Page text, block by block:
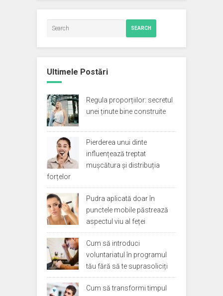
SEARCH
Ultimele Postări
Regula proporțiilor: secretul
unei ținute bine construite
Pierderea unui dinte
influențează treptat
mușcătura și distribuția
forțelor
Pudra aplicată doar în
punctele mobile păstrează
aspectul viu al feței
Cum să introduci
voluntariatul în programul
tău fără să te suprasoliciți
Cum să transformi timpul